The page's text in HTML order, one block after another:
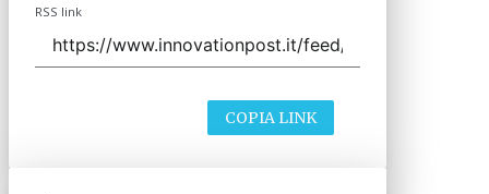
RSS link
COPIA LINK